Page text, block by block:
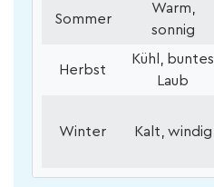
Sommer
Warm,
sonnig
Herbst
Kühl, buntes
Laub
Winter Kalt, windig